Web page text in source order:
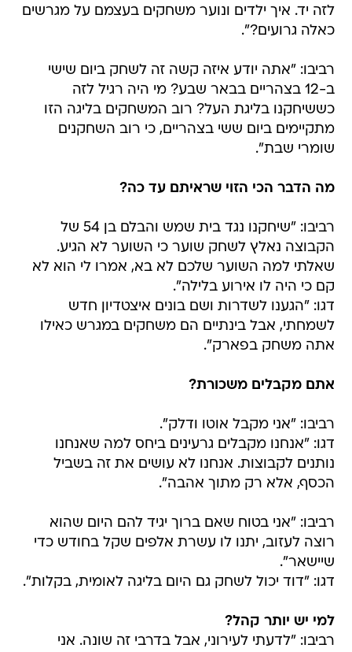
לזה יד. איך ילדים ונוער משחקים בעצמם על מגרשים
כאלה גרועים?".
רביבו: "אתה יודע איזה קשה זה לשחק ביום שישי
ב-12 בצהריים בבאר שבע? מי היה רגיל לזה
כששיחקנו בליגת העל? רוב המשחקים בליגה הזו
מתקיימים ביום ששי בצהריים, כי רוב השחקנים
שומרי שבת".
מה הדבר הכי הזוי שראיתם עד כה?
רביבו: "שיחקנו נגד בית שמש והבלם בן 54 של
הקבוצה נאלץ לשחק שוער כי השוער לא הגיע.
שאלתי למה השוער שלכם לא בא, אמרו לי הוא לא
קם כי היה לו אירוע בלילה".
דגו: "הגענו לשדרות ושם בונים איצטדיון חדש
לשמחתי, אבל בינתיים הם משחקים במגרש כאילו
אתה משחק בפארק".
אתם מקבלים משכורת?
רביבו: "אני מקבל אוטו ודלק".
דגו: "אנחנו מקבלים גרעינים ביחס למה שאנחנו
נותנים לקבוצות. אנחנו לא עושים את זה בשביל
הכסף, אלא רק מתוך אהבה".
רביבו: "אני בטוח שאם ברוך יגיד להם היום שהוא
רוצה לעזוב, יתנו לו עשרת אלפים שקל בחודש כדי
שיישאר".
דגו: "דוד יכול לשחק גם היום בליגה לאומית, בקלות".
למי יש יותר קהל?
רביבו: "לדעתי לעירוני, אבל בדרבי זה שונה. אני